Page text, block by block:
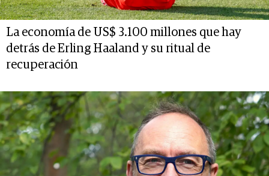
La economía de US$ 3.100 millones que hay
detrás de Erling Haaland y su ritual de
recuperación